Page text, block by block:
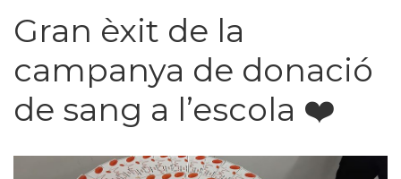
Gran èxit de la
campanya de donació
de sang a l’escola ❤️